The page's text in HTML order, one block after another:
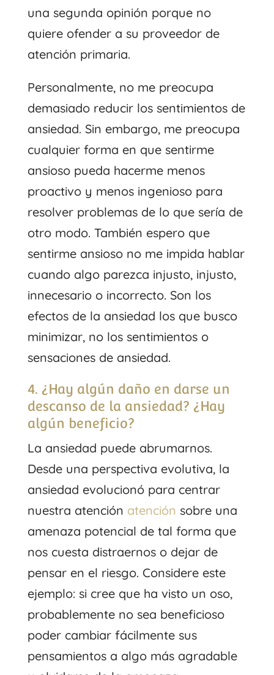
una segunda opinión porque no
quiere ofender a su proveedor de
atención primaria.
Personalmente, no me preocupa
demasiado reducir los sentimientos de
ansiedad. Sin embargo, me preocupa
cualquier forma en que sentirme
ansioso pueda hacerme menos
proactivo y menos ingenioso para
resolver problemas de lo que sería de
otro modo. También espero que
sentirme ansioso no me impida hablar
cuando algo parezca injusto, injusto,
innecesario o incorrecto. Son los
efectos de la ansiedad los que busco
minimizar, no los sentimientos o
sensaciones de ansiedad.
4. ¿Hay algún daño en darse un
descanso de la ansiedad? ¿Hay
algún beneficio?
La ansiedad puede abrumarnos.
Desde una perspectiva evolutiva, la
ansiedad evolucionó para centrar
nuestra atención atención sobre una
amenaza potencial de tal forma que
nos cuesta distraernos o dejar de
pensar en el riesgo. Considere este
ejemplo: si cree que ha visto un oso,
probablemente no sea beneficioso
poder cambiar fácilmente sus
pensamientos a algo más agradable